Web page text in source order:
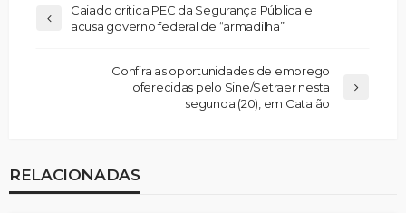
Caiado critica PEC da Segurança Pública e
acusa governo federal de “armadilha”
Confira as oportunidades de emprego
oferecidas pelo Sine/Setraer nesta
segunda (20), em Catalão
RELACIONADAS